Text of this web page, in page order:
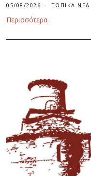
05/08/2026 ΤΟΠΙΚΆ ΝΈΑ
Περισσότερα